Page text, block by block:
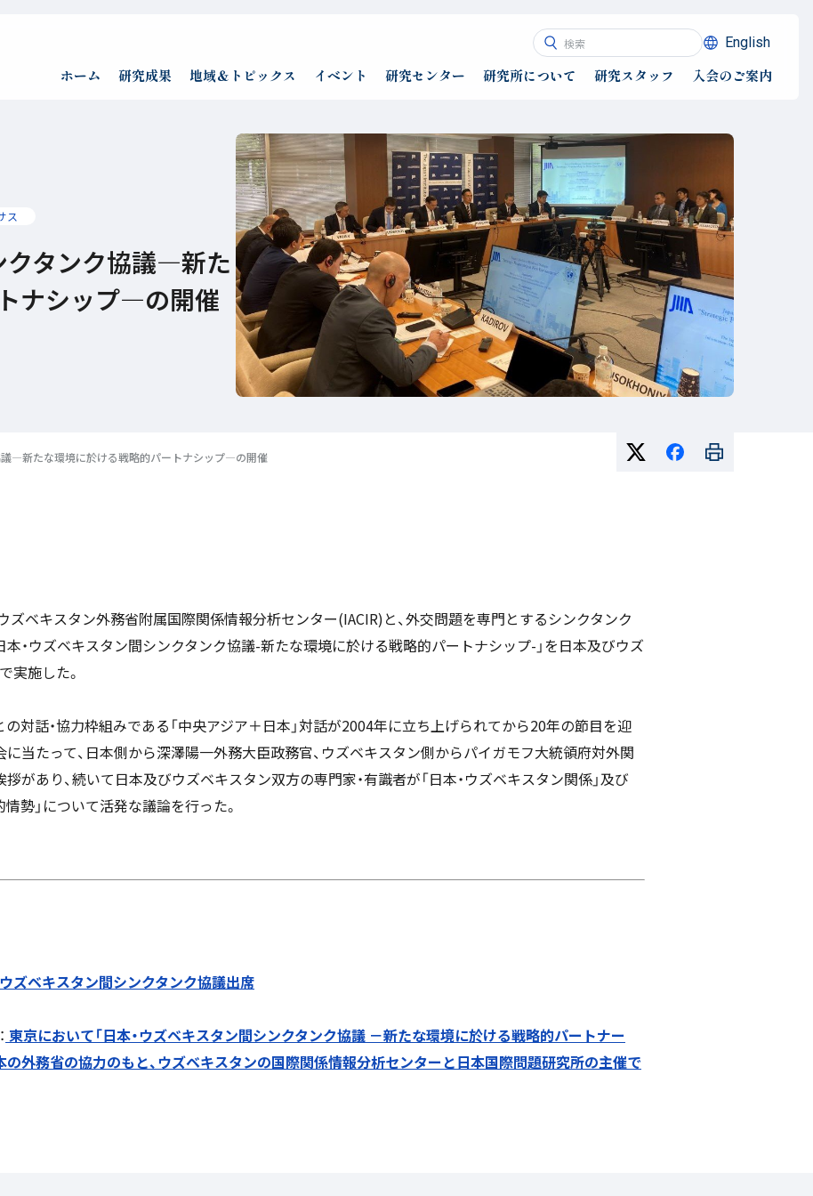
English
ホーム 研究成果 地域＆トピックス イベント 研究センター 研究所について 研究スタッフ 入会のご案内
ス
クタンク協議―新た
ナシップ―の開催
議―新たな環境に於ける戦略的パートナシップ―の開催
ズベキスタン外務省附属国際関係情報分析センター(IACIR)と、外交問題を専門とするシンクタンク
・ウズベキスタン間シンクタンク協議-新たな環境に於ける戦略的パートナシップ-」を日本及びウズ
実施した。
対話・協力枠組みである「中央アジア＋日本」対話が2004年に立ち上げられてから20年の節目を迎
に当たって、日本側から深澤陽一外務大臣政務官、ウズベキスタン側からパイガモフ大統領府対外関
があり、続いて日本及びウズベキスタン双方の専門家・有識者が「日本・ウズベキスタン関係」及び
勢」について活発な議論を行った。
ズベキスタン間シンクタンク協議出席
東京において「日本・ウズベキスタン間シンクタンク協議 －新たな環境に於ける戦略的パートナー
の外務省の協力のもと、ウズベキスタンの国際関係情報分析センターと日本国際問題研究所の主催で